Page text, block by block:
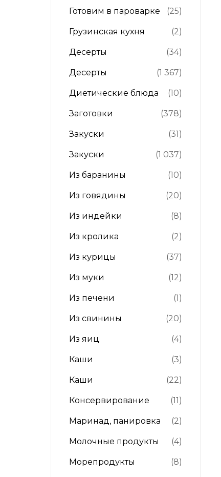
Готовим в пароварке (25)
Грузинская кухня (2)
Десерты (34)
Десерты (1 367)
Диетические блюда (10)
Заготовки (378)
Закуски (31)
Закуски (1 037)
Из баранины (10)
Из говядины (20)
Из индейки (8)
Из кролика (2)
Из курицы (37)
Из муки (12)
Из печени (1)
Из свинины (20)
Из яиц (4)
Каши (3)
Каши (22)
Консервирование (11)
Маринад, панировка (2)
Молочные продукты (4)
Морепродукты (8)